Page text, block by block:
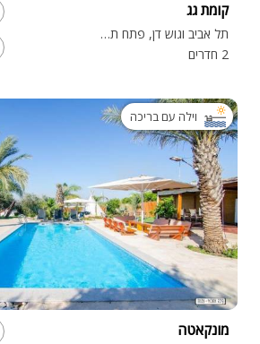
קומת גג
תל אביב וגוש דן, פתח תקווה
2 חדרים
וילה עם בריכה
מונקאטה